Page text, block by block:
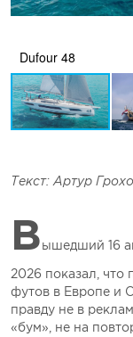
Dufour 48
Текст: Артур
Вышедший 16
2026 показал,
футов в Европе и
правду не в
«бум», не на